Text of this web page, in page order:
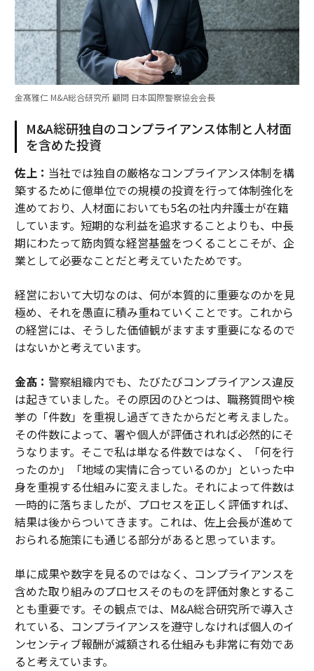
金髙雅仁 M&A総合研究所 顧問 日本国際警察協会会長
M&A総研独自のコンプライアンス体制と人材面
を含めた投資
佐上： 当社では独自の厳格なコンプライアンス体制を構
築するために億単位での規模の投資を行って体制強化を
進めており、人材面においても5名の社内弁護士が在籍
しています。短期的な利益を追求することよりも、中長
期にわたって筋肉質な経営基盤をつくることこそが、企
業として必要なことだと考えていたためです。
経営において大切なのは、何が本質的に重要なのかを見
極め、それを愚直に積み重ねていくことです。これから
の経営には、そうした価値観がますます重要になるので
はないかと考えています。
金髙： 警察組織内でも、たびたびコンプライアンス違反
は起きていました。その原因のひとつは、職務質問や検
挙の「件数」を重視し過ぎてきたからだと考えました。
その件数によって、署や個人が評価されれば必然的にそ
うなります。そこで私は単なる件数ではなく、「何を行
ったのか」「地域の実情に合っているのか」といった中
身を重視する仕組みに変えました。それによって件数は
一時的に落ちましたが、プロセスを正しく評価すれば、
結果は後からついてきます。これは、佐上会長が進めて
おられる施策にも通じる部分があると思っています。
単に成果や数字を見るのではなく、コンプライアンスを
含めた取り組みのプロセスそのものを評価対象とするこ
とも重要です。その観点では、M&A総合研究所で導入さ
れている、コンプライアンスを遵守しなければ個人のイ
ンセンティブ報酬が減額される仕組みも非常に有効であ
ると考えています。